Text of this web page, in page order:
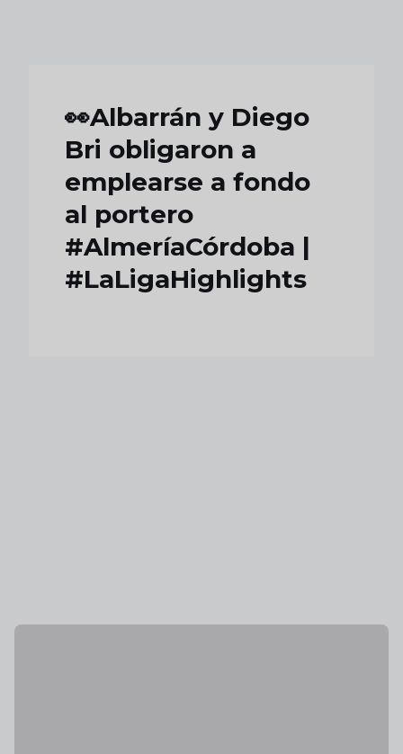
👀Albarrán y Diego
Bri obligaron a
emplearse a fondo
al portero
#AlmeríaCórdoba |
#LaLigaHighlights